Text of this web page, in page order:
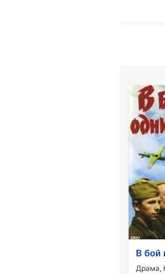
Драма,